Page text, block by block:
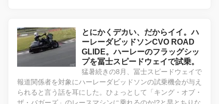
とにかくデカい、だからイイ。ハ
ーレーダビッドソンCVO ROAD
GLIDE。ハーレーのフラッグシッ
プを冨士スピードウェイで試乗。
猛暑続きの8月、冨士スピードウェイで
報道関係者を対象にハーレーダビッドソンの試乗機会が与え
られると言う話を耳にした。ひょっとして「キング・オブ・